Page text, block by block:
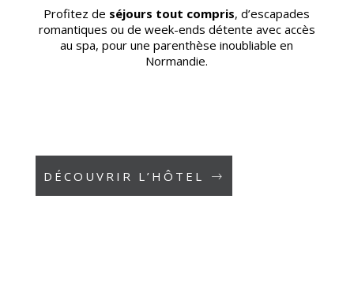
Profitez de séjours tout compris, d’escapades
romantiques ou de week-ends détente avec accès
au spa, pour une parenthèse inoubliable en
Normandie.
DÉCOUVRIR L’HÔTEL